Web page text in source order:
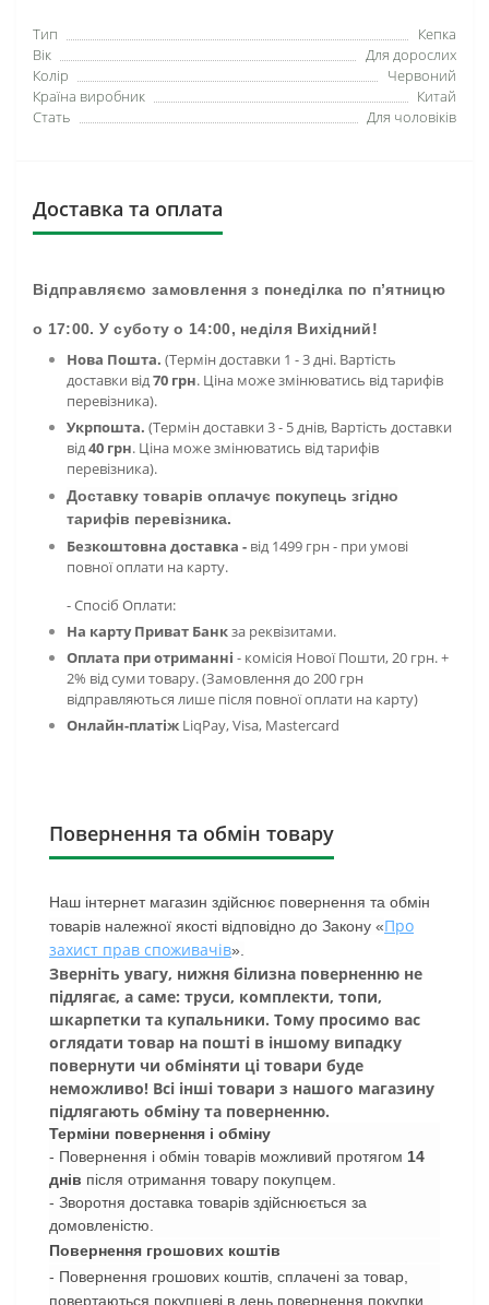
Тип
Кепка
Вік
Для дорослих
Колір
Червоний
Країна виробник
Китай
Стать
Для чоловіків
Доставка та оплата
Відправляємо замовлення з понеділка по п’ятницю
о 17:00. У суботу о 14:00, неділя Вихідний!
Нова Пошта. (Термін доставки 1 - 3 дні. Вартість
доставки від70 грн. Ціна може змінюватись від тарифів
перевізника).
Укрпошта. (Термін доставки 3 - 5 днів, Вартість доставки
від40 грн. Ціна може змінюватись від тарифів
перевізника).
Доставку товарів оплачує покупець згідно
тарифів перевізника.
Безкоштовна доставка - від 1499 грн - при умові
повної оплати на карту.
- Спосіб Оплати:
На карту Приват Банкза реквізитами.
Оплата при отриманні - комісія Нової Пошти, 20 грн. +
2% від суми товару. (Замовлення до 200 грн
відправляються лише після повної оплати на карту)
Онлайн-платіж LiqPay,Visa, Mastercard
Повернення та обмін товару
Наш інтернет магазин здійснює повернення та обмін
товарів належної якості відповідно до Закону «Про
захист прав споживачів».
Зверніть увагу, нижня білизна поверненню не
підлягає, а саме: труси, комплекти, топи,
шкарпетки та купальники. Тому просимо вас
оглядати товар на пошті в іншому випадку
повернути чи обміняти ці товари буде
неможливо! Всі інші товари з нашого магазину
підлягають обміну та поверненню.
Терміни повернення і обміну
- Повернення і обмін товарів можливий протягом 14
днів після отримання товару покупцем.
- Зворотня доставка товарів здійснюється за
домовленістю.
Повернення грошових коштів
- Повернення грошових коштів, сплачені за товар,
повертаються покупцеві в день повернення покупки